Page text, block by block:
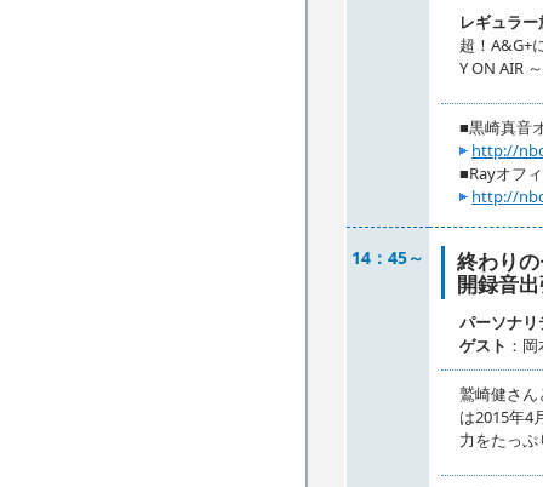
レギュラ
超！A&G+
Y ON AIR
■黒崎真音
http://
■Rayオフ
http://
14：45～
終わり
開録音
パーソナリ
ゲスト ：
鷲崎健さ
は2015年4
力をたっ